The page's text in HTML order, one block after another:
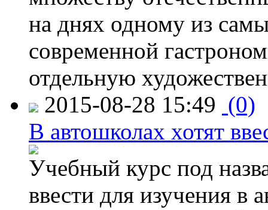
на днях одному из
современной
отдельную
2015-08-28 15:49 (0)
В автошколах хотят
Учебный курс под
ввести для изучения